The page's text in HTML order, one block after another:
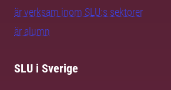
är verksam inom SLU:s sektorer
är alumn
SLU i Sverige